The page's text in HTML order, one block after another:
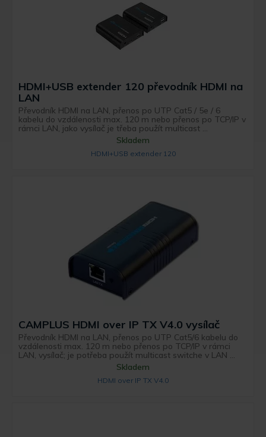
HDMI+USB extender 120 převodník HDMI na
LAN
Převodník HDMI na LAN, přenos po UTP Cat5 / 5e / 6
kabelu do vzdálenosti max. 120 m nebo přenos po TCP/IP v
rámci LAN, jako vysílač je třeba použít multicast ...
Skladem
HDMI+USB extender 120
CAMPLUS HDMI over IP TX V4.0 vysílač
Převodník HDMI na LAN, přenos po UTP Cat5/6 kabelu do
vzdálenosti max. 120 m nebo přenos po TCP/IP v rámci
LAN, vysílač; je potřeba použít multicast switche v LAN ...
Skladem
HDMI over IP TX V4.0